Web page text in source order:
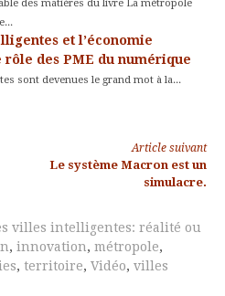
des matières du livre La métropole
et l’économie
des PME du numérique
sont devenues le grand mot à la...
Article suivant
Le système Macron est un
simulacre.
villes intelligentes: réalité ou
, innovation, métropole,
, territoire, Vidéo, villes